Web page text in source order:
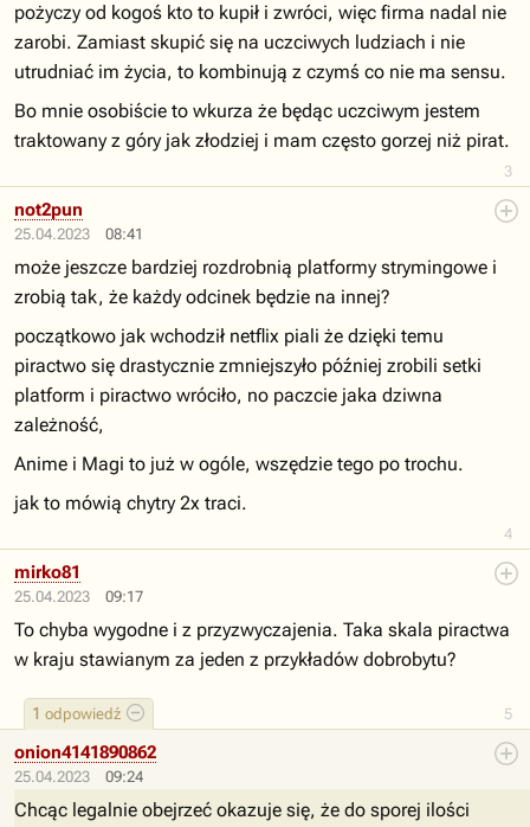
3
pożyczy od kogoś kto to kupił i zwróci, więc firma nadal nie
zarobi. Zamiast skupić się na uczciwych ludziach i nie
utrudniać im życia, to kombinują z czymś co nie ma sensu.
Bo mnie osobiście to wkurza że będąc uczciwym jestem
traktowany z góry jak złodziej i mam często gorzej niż pirat.
25.04.2023 08:41
4
not2pun
może jeszcze bardziej rozdrobnią platformy strymingowe i
zrobią tak, że każdy odcinek będzie na innej?
początkowo jak wchodził netflix piali że dzięki temu
piractwo się drastycznie zmniejszyło później zrobili setki
platform i piractwo wróciło, no paczcie jaka dziwna
zależność,
Anime i Magi to już w ogóle, wszędzie tego po trochu.
jak to mówią chytry 2x traci.
25.04.2023 09:17
5
1 odpowiedź
mirko81
To chyba wygodne i z przyzwyczajenia. Taka skala piractwa
w kraju stawianym za jeden z przykładów dobrobytu?
25.04.2023 09:24
onion4141890862
Chcąc legalnie obejrzeć okazuje się, że do sporej ilości